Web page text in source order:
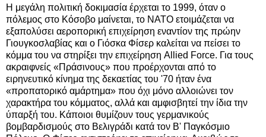
Η μεγάλη πολιτική δοκιμασία έρχεται το 1999, όταν ο
πόλεμος στο Κόσοβο μαίνεται, το ΝΑΤΟ ετοιμάζεται να
εξαπολύσει αεροπορική επιχείρηση εναντίον της πρώην
Γιουγκοσλαβίας και ο Γιόσκα Φίσερ καλείται να πείσει το
κόμμα του να στηρίξει την επιχείρηση Allied Force. Για τους
ακραιφνείς «Πράσινους» που προέρχονται από το
ειρηνευτικό κίνημα της δεκαετίας του '70 ήταν ένα
«προπατορικό αμάρτημα» που όχι μόνο αλλοιώνει τον
χαρακτήρα του κόμματος, αλλά και αμφισβητεί την ίδια την
ύπαρξή του. Κάποιοι θυμίζουν τους γερμανικούς
βομβαρδισμούς στο Βελιγράδι κατά τον Β' Παγκόσμιο